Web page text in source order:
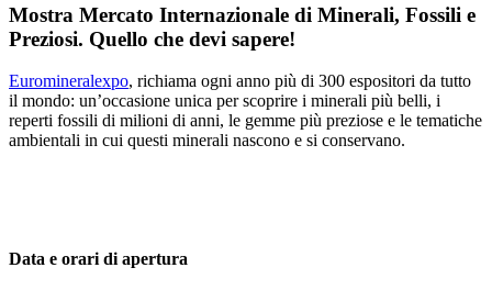
Mostra Mercato Internazionale di Minerali, Fossili e
Preziosi. Quello che devi sapere!
Euromineralexpo, richiama ogni anno più di 300 espositori da tutto
il mondo: un’occasione unica per scoprire i minerali più belli, i
reperti fossili di milioni di anni, le gemme più preziose e le tematiche
ambientali in cui questi minerali nascono e si conservano.
Data e orari di apertura